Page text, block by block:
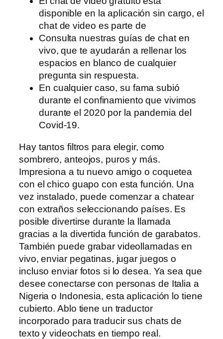
disponible en la aplicación sin cargo, el
chat de video es parte de
Consulta nuestras guías de chat en
vivo, que te ayudarán a rellenar los
espacios en blanco de cualquier
pregunta sin respuesta.
En cualquier caso, su fama subió
durante el confinamiento que vivimos
durante el 2020 por la pandemia del
Covid-19.
Hay tantos filtros para elegir, como
sombrero, anteojos, puros y más.
Impresiona a tu nuevo amigo o coquetea
con el chico guapo con esta función. Una
vez instalado, puede comenzar a chatear
con extraños seleccionando países. Es
posible divertirse durante la llamada
gracias a la divertida función de garabatos.
También puede grabar videollamadas en
vivo, enviar pegatinas, jugar juegos o
incluso enviar fotos si lo desea. Ya sea que
desee conectarse con personas de Italia a
Nigeria o Indonesia, esta aplicación lo tiene
cubierto. Ablo tiene un traductor
incorporado para traducir sus chats de
texto y videochats en tiempo real.